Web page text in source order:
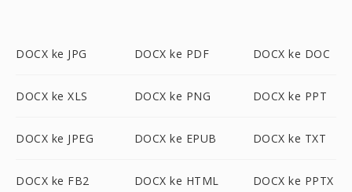
DOCX ke JPG DOCX ke PDF DOCX ke DOC
DOCX ke XLS DOCX ke PNG DOCX ke PPT
DOCX ke JPEG DOCX ke EPUB DOCX ke TXT
DOCX ke FB2 DOCX ke HTML DOCX ke PPTX